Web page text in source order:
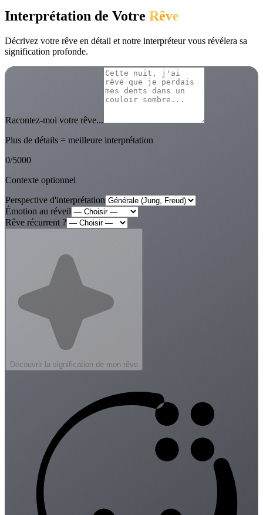
Interprétation de Votre Rêve
Décrivez votre rêve en détail et notre interpréteur vous révélera sa
signification profonde.
Racontez-moi votre rêve...
Plus de détails = meilleure interprétation
0/5000
Contexte optionnel
Perspective d'interprétation
Émotion au réveil
Rêve récurrent ?
Découvrir la signification de mon rêve